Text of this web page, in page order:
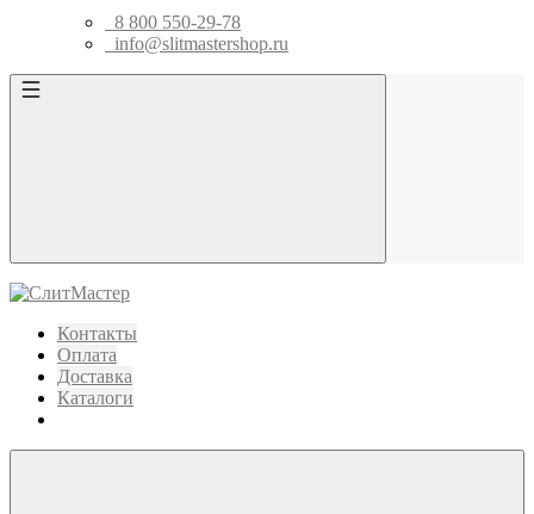
8 800 550-29-78
info@slitmastershop.ru
Контакты
Оплата
Доставка
Каталоги